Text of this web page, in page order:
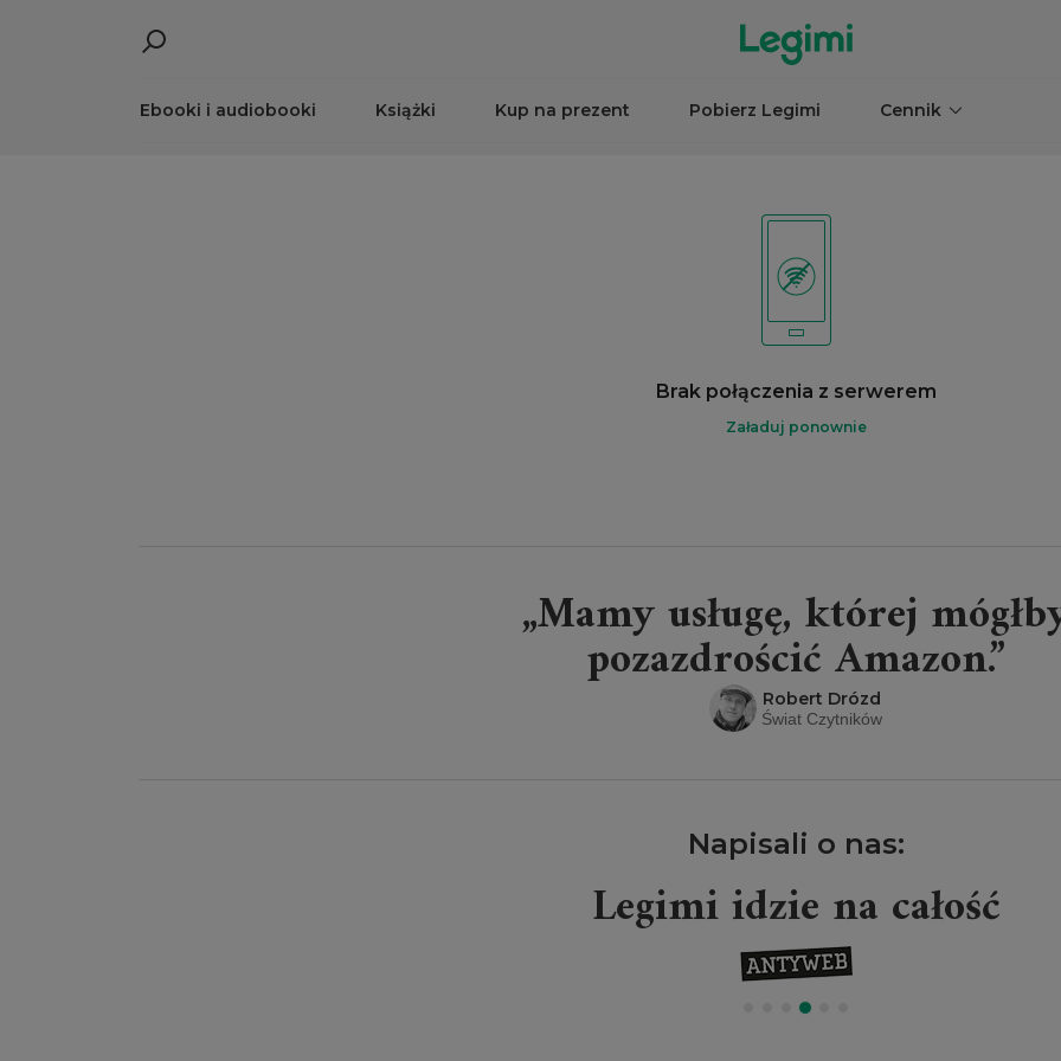
Ebooki i audiobooki Książki Kup na prezent Pobierz Legimi Cennik
Brak połączenia z serwerem
Załaduj ponownie
„Mamy usługę, której
pozazdrościć Amazon.”
Robert Drózd
Świat Czytników
Napisali o nas:
Legimi idzie na całość